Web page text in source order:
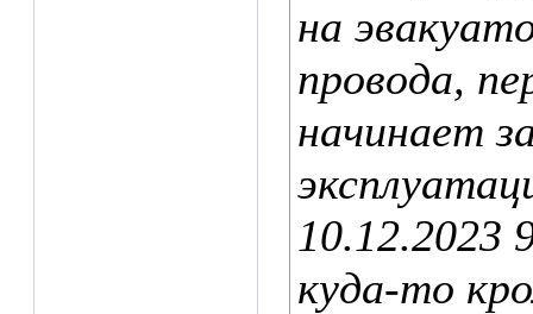
на
провода,
начинает
10.12.2023
куда-то